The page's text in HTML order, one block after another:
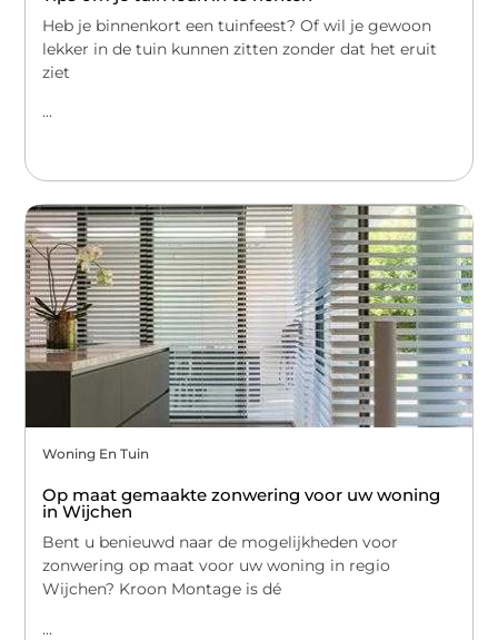
Heb je binnenkort een tuinfeest? Of wil je gewoon
lekker in de tuin kunnen zitten zonder dat het eruit
ziet
...
Woning En Tuin
Op maat gemaakte zonwering voor uw woning
in Wijchen
Bent u benieuwd naar de mogelijkheden voor
zonwering op maat voor uw woning in regio
Wijchen? Kroon Montage is dé
...